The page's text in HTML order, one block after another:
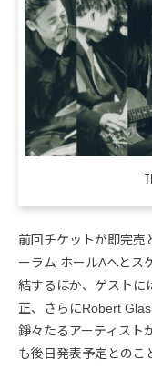
前回チケットが即完売
ーラム ホールAへとス
結するほか、ゲストに
正、さらにRobert
錚々たるアーティスト
も後日発表予定とのこ